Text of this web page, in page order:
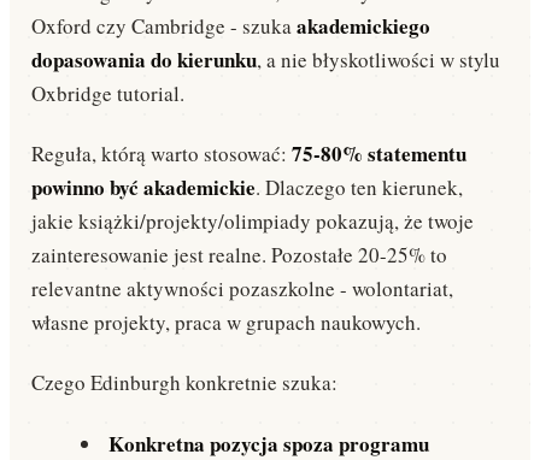
Oxford czy Cambridge - szukaakademickiego
dopasowania do kierunku, a nie błyskotliwości w stylu
Oxbridge tutorial.
Reguła, którą warto stosować: 75-80% statementu
powinno być akademickie. Dlaczego ten kierunek,
jakie książki/projekty/olimpiady pokazują, że twoje
zainteresowanie jest realne. Pozostałe 20-25% to
relevantne aktywności pozaszkolne - wolontariat,
własne projekty, praca w grupach naukowych.
Czego Edinburgh konkretnie szuka:
Konkretna pozycja spoza programu